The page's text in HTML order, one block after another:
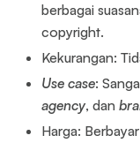
berbagai
copyright.
Kekurangan:
Use case:
agency, dan
Harga: